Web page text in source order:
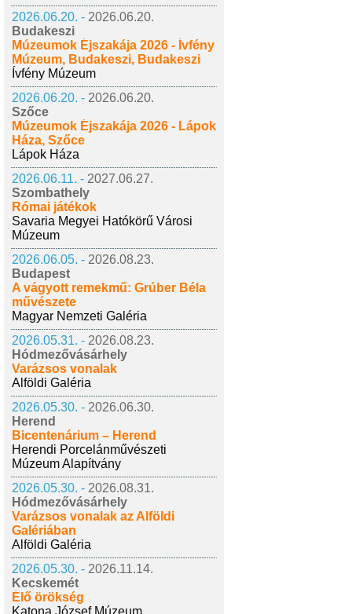
2026.06.20. - 2026.06.20.
Budakeszi
Múzeumok Éjszakája 2026 - Ívfény
Múzeum, Budakeszi, Budakeszi
Ívfény Múzeum
2026.06.20. - 2026.06.20.
Szőce
Múzeumok Éjszakája 2026 - Lápok
Háza, Szőce
Lápok Háza
2026.06.11. - 2027.06.27.
Szombathely
Római játékok
Savaria Megyei Hatókörű Városi
Múzeum
2026.06.05. - 2026.08.23.
Budapest
A vágyott remekmű: Grúber Béla
művészete
Magyar Nemzeti Galéria
2026.05.31. - 2026.08.23.
Hódmezővásárhely
Varázsos vonalak
Alföldi Galéria
2026.05.30. - 2026.06.30.
Herend
Bicentenárium – Herend
Herendi Porcelánművészeti
Múzeum Alapítvány
2026.05.30. - 2026.08.31.
Hódmezővásárhely
Varázsos vonalak az Alföldi
Galériában
Alföldi Galéria
2026.05.30. - 2026.11.14.
Kecskemét
Élő örökség
Katona József Múzeum